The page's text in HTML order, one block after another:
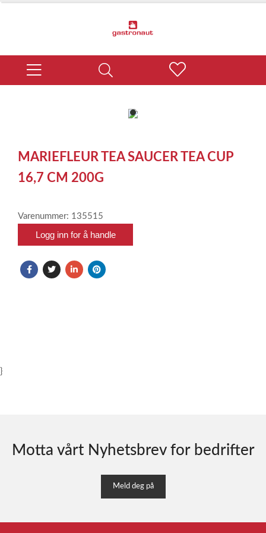
item
of
1
MARIEFLEUR TEA SAUCER TEA CUP
16,7 CM 200G
Varenummer: 135515
Logg inn for å handle
}
Motta vårt Nyhetsbrev for bedrifter
Meld deg på